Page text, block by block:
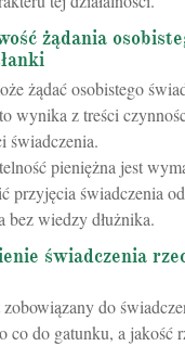
żądania
żądać osobistego
wynika z treści
świadczenia.
pieniężna jest
przyjęcia świadczenia
bez wiedzy dłużnika.
świadczenia
zobowiązany do
co do gatunku, a jakość